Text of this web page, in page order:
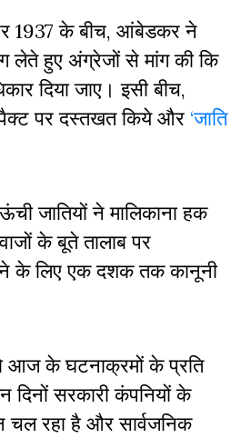
1937 के बीच, आंबेडकर ने
लेते हुए अंग्रेजों से मांग की कि
दिया जाए। इसी बीच,
पैक्ट पर दस्तखत किये और ‘जाति
जातियों ने मालिकाना हक
के बूते तालाब पर
के लिए एक दशक तक कानूनी
आज के घटनाक्रमों के प्रति
दिनों सरकारी कंपनियों के
चल रहा है और सार्वजनिक